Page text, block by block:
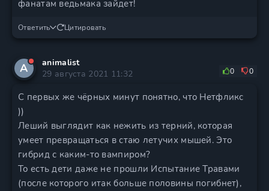
фанатам ведьмака зайдет!
Ответить Цитировать
A
animalist
29 августа 2021 11:32
0 0
С первых же чёрных минут понятно, что Нетфликс
))
Леший выглядит как нежить из терний, которая
умеет превращаться в стаю летучих мышей. Это
гибрид с каким-то вампиром?
То есть дети даже не прошли Испытание Травами
(после которого итак больше половины погибнет),